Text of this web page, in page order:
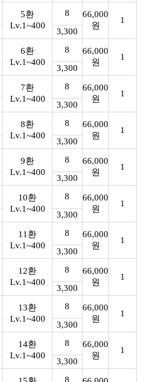
5환
Lv.1~400
8
66,000
원
1
3,300
6환
Lv.1~400
8
66,000
원
1
3,300
7환
Lv.1~400
8
66,000
원
1
3,300
8환
Lv.1~400
8
66,000
원
1
3,300
9환
Lv.1~400
8
66,000
원
1
3,300
10환
Lv.1~400
8
66,000
원
1
3,300
11환
Lv.1~400
8
66,000
원
1
3,300
12환
Lv.1~400
8
66,000
원
1
3,300
13환
Lv.1~400
8
66,000
원
1
3,300
14환
Lv.1~400
8
66,000
원
1
3,300
8